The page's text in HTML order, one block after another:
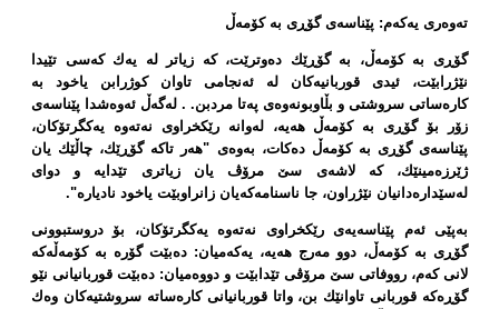
تەوەری یەكەم: پێناسەی گۆڕی بە كۆمەڵ
گۆڕی بە كۆمەڵ، بە گۆڕێك دەوترێت، كە زیاتر لە یەك كەسی تێیدا
نێژرابێت، ئیدی قوربانیەكان لە ئەنجامی تاوان كوژرابن یاخود بە
كارەساتی سروشتی و بڵاوبونەوەی پەتا مردبن. . لەگەڵ ئەوەشدا پێناسەی
زۆر بۆ گۆڕی بە كۆمەڵ هەیە، لەوانە رێكخراوی نەتەوە یەكگرتۆكان،
پێناسەی گۆڕی بە كۆمەڵ دەكات، بەوەی "هەر تاكە گۆڕێك، چاڵێك یان
ژێرزەمینێك، كە لاشەی سێ‌ مرۆڤ یان زیاتری تێدایە و دوای
لەسێدارەدانیان نێژراون، جا ناسنامەكەیان زانراوبێت یاخود نادیارە".
بەپێی ئەم پێناسەیەی رێكخراوی نەتەوە یەكگرتۆكان، بۆ دروستبوونی
گۆڕی بە كۆمەڵ، دوو مەرج هەیە، یەكەمیان: دەبێت گۆرە بە كۆمەڵەكە
لانی كەم، رووفاتی سێ مرۆڤی تێدابێت و دووەمیان: دەبێت قوربانیانی نێو
گۆڕەكە قوربانی تاوانێك بن، واتا قوربانیانی كارەساتە سروشتیەكان وەك